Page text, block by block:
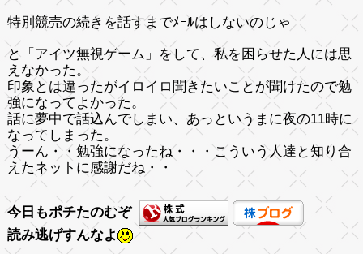
特別競売の続きを話すまでﾒｰﾙはしないのじゃ
と「アイツ無視ゲーム」をして、私を困らせた人には思
えなかった。
印象とは違ったがイロイロ聞きたいことが聞けたので勉
強になってよかった。
話に夢中で話込んでしまい、あっというまに夜の11時に
なってしまった。
うーん・・勉強になったね・・・こういう人達と知り合
えたネットに感謝だね・・
今日もポチたのむぞ
読み逃げすんなよ